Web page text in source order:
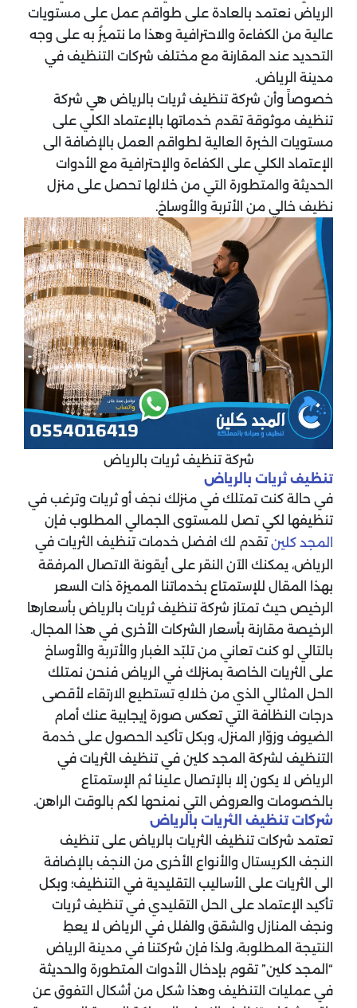
الرياض نعتمد بالعادة على طواقم عمل على مستويات
عالية من الكفاءة والاحترافية وهذا ما نتميزُ به على وجه
التحديد عند المقارنة مع مختلف شركات التنظيف في
مدينة الرياض.
خصوصاً وأن شركة تنظيف ثريات بالرياض هي شركة
تنظيف موثوقة تقدم خدماتها بالإعتماد الكلي على
مستويات الخبرة العالية لطواقم العمل بالإضافة الى
الإعتماد الكلي على الكفاءة والإحترافية مع الأدوات
الحديثة والمتطورة التي من خلالها تحصل على منزل
نظيف خالي من الأتربة والأوساخ.
شركة تنظيف ثريات بالرياض
تنظيف ثريات بالرياض
في حالة كنت تمتلك في منزلك نجف أو ثريات وترغب في
تنظيفها لكي تصل للمستوى الجمالي المطلوب فإن
المجد كلين تقدم لك افضل خدمات تنظيف الثريات في
الرياض، يمكنك الآن النقر على أيقونة الاتصال المرفقة
بهذا المقال للإستمتاع بخدماتنا المميزة ذات السعر
الرخيص حيث تمتاز شركة تنظيف ثريات بالرياض بأسعارها
الرخيصة مقارنة بأسعار الشركات الأخرى في هذا المجال.
بالتالي لو كنت تعاني من تلبّد الغبار والأتربة والأوساخ
على الثريات الخاصة بمنزلك في الرياض فنحن نمتلك
الحل المثالي الذي من خلالهِ تستطيع الارتقاء لأقصى
درجات النظافة التي تعكس صورة إيجابية عنك أمام
الضيوف وزوّار المنزل، وبكل تأكيد الحصول على خدمة
التنظيف لشركة المجد كلين في تنظيف الثريات في
الرياض لا يكون إلا بالإتصال علينا ثم الإستمتاع
بالخصومات والعروض التي نمنحها لكم بالوقت الراهن.
شركات تنظيف الثريات بالرياض
تعتمد شركات تنظيف الثريات بالرياض على تنظيف
النجف الكريستال والأنواع الأخرى من النجف بالإضافة
الى الثريات على الأساليب التقليدية في التنظيف؛ وبكل
تأكيد الإعتماد على الحل التقليدي في تنظيف ثريات
ونجف المنازل والشقق والفلل في الرياض لا يعطِ
النتيجة المطلوبة، ولذا فإن شركتنا في مدينة الرياض
“المجد كلين” تقوم بإدخال الأدوات المتطورة والحديثة
في عمليات التنظيف وهذا شكل من أشكال التفوق عن